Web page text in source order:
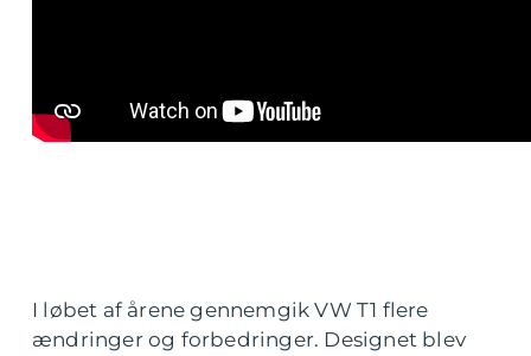
I løbet af årene gennemgik VW T1 flere
ændringer og forbedringer. Designet blev